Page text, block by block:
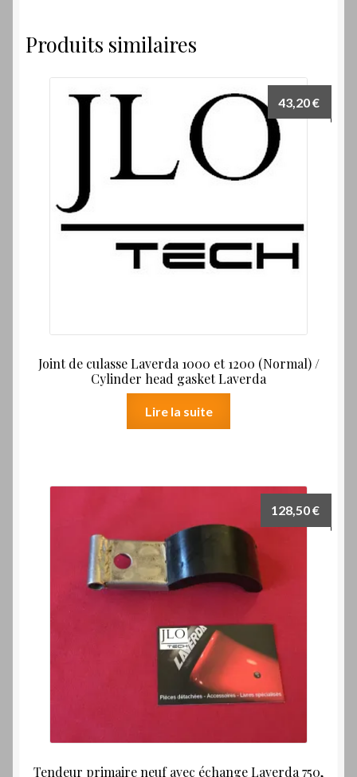
Produits similaires
Joint de culasse Laverda 1000 et 1200 (Normal) /
Cylinder head gasket Laverda
43,20€
Lire la suite
Tendeur primaire neuf avec échange Laverda 750,
128,50€